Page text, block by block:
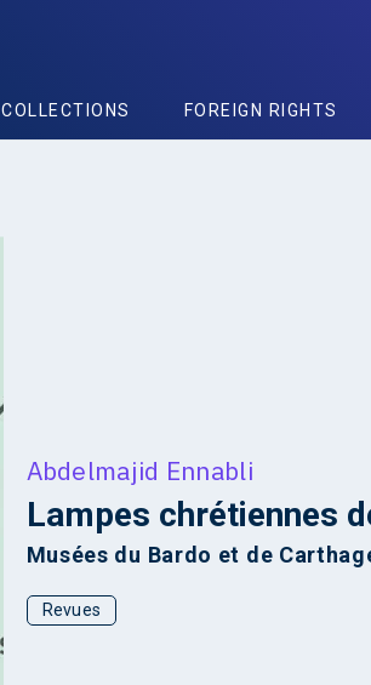
COLLECTIONS FOREIGN RIGHTS
Abdelmajid Ennabli
Lampes chrétiennes
Musées du Bardo et de
Revues